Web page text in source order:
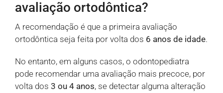
avaliação ortodôntica?
A recomendação é que a primeira avaliação
ortodôntica seja feita por volta dos 6 anos de idade.
No entanto, em alguns casos, o odontopediatra
pode recomendar uma avaliação mais precoce, por
volta dos 3 ou 4 anos, se detectar alguma alteração